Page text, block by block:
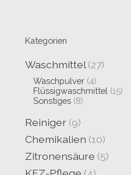
Kategorien
Waschmittel (27)
Waschpulver (4)
Flüssigwaschmittel (15)
Sonstiges (8)
Reiniger (9)
Chemikalien (10)
Zitronensäure (5)